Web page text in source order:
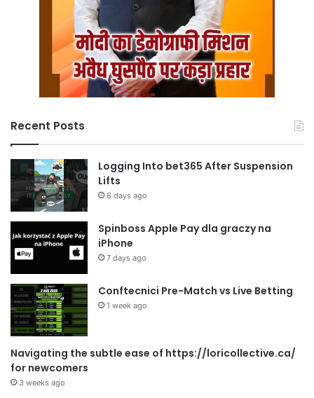
Recent Posts
Logging Into bet365 After Suspension
Lifts
6 days ago
Spinboss Apple Pay dla graczy na
iPhone
7 days ago
Conftecnici Pre-Match vs Live Betting
1 week ago
Navigating the subtle ease of https://loricollective.ca/
for newcomers
3 weeks ago